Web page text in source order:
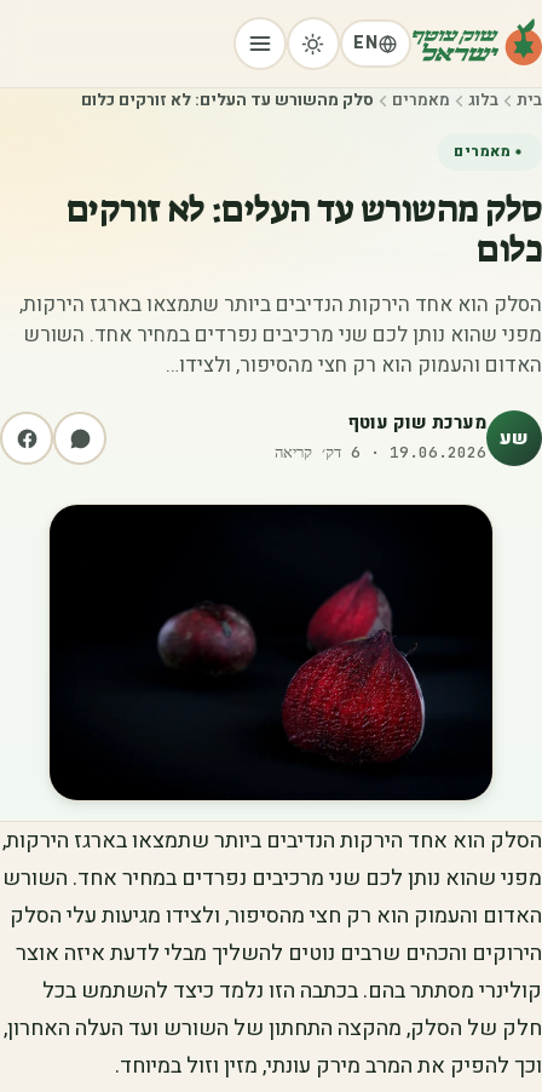
EN
בית בלוג מאמרים סלק מהשורש עד העלים: לא זורקים כלום
מאמרים
סלק מהשורש עד העלים: לא זורקים
כלום
הסלק הוא אחד הירקות הנדיבים ביותר שתמצאו בארגז הירקות,
מפני שהוא נותן לכם שני מרכיבים נפרדים במחיר אחד. השורש
האדום והעמוק הוא רק חצי מהסיפור, ולצידו…
שע מערכת שוק עוטף
19.06.2026
·
6 דק׳ קריאה
הסלק הוא אחד הירקות הנדיבים ביותר שתמצאו בארגז הירקות,
מפני שהוא נותן לכם שני מרכיבים נפרדים במחיר אחד. השורש
האדום והעמוק הוא רק חצי מהסיפור, ולצידו מגיעות עלי הסלק
הירוקים והכהים שרבים נוטים להשליך מבלי לדעת איזה אוצר
קולינרי מסתתר בהם. בכתבה הזו נלמד כיצד להשתמש בכל
חלק של הסלק, מהקצה התחתון של השורש ועד העלה האחרון,
וכך להפיק את המרב מירק עונתי, מזין וזול במיוחד.